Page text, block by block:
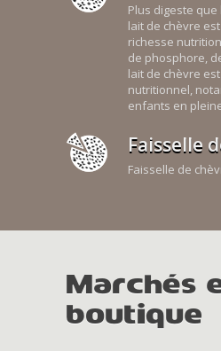
Plus digeste
lait de chèvre
richesse
de phosphore,
lait de chèvre
nutritionnel,
enfants en
Faisselle
Faisselle de
Marchés
boutique